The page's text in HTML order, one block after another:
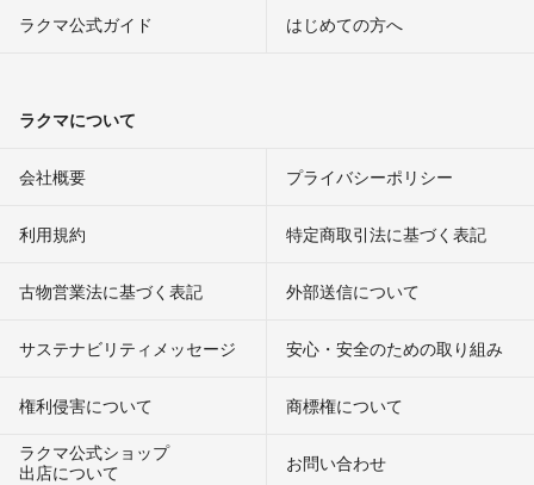
ラクマ公式ガイド はじめての方へ
ラクマについて
会社概要 プライバシーポリシー
利用規約 特定商取引法に基づく表記
古物営業法に基づく表記 外部送信について
サステナビリティメッセージ 安心・安全のための取り組み
権利侵害について
商標権について
ラクマ公式ショップ
出店について
お問い合わせ